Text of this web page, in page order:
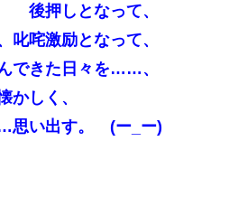
って、
励となって、
た日々を……、
しく、
。 (ー_ー)